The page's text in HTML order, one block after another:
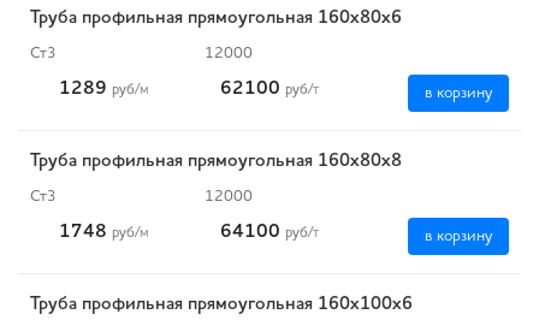
Труба профильная прямоугольная 160х80х6
Ст3 12000
1289 руб/м 62100 руб/т в корзину
Труба профильная прямоугольная 160х80х8
Ст3 12000
1748 руб/м 64100 руб/т в корзину
Труба профильная прямоугольная 160х100х6